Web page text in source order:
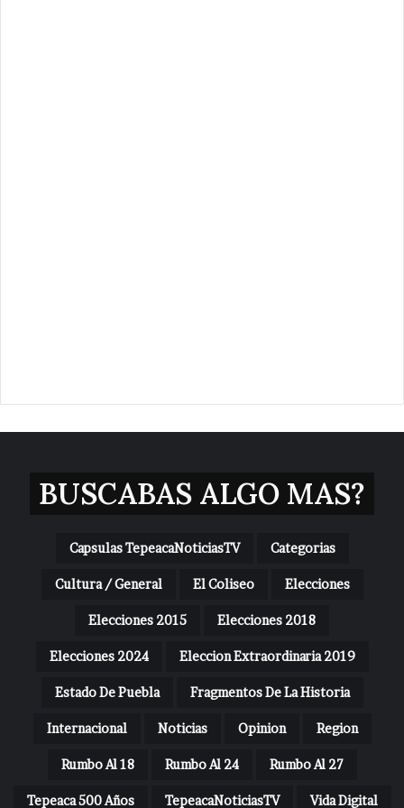
BUSCABAS ALGO MAS?
Capsulas TepeacaNoticiasTV Categorias
Cultura / General El Coliseo Elecciones
Elecciones 2015 Elecciones 2018
Elecciones 2024 Eleccion Extraordinaria 2019
Estado De Puebla Fragmentos De La Historia
Internacional Noticias Opinion Region
Rumbo Al 18 Rumbo Al 24 Rumbo Al 27
Tepeaca 500 Años TepeacaNoticiasTV Vida Digital